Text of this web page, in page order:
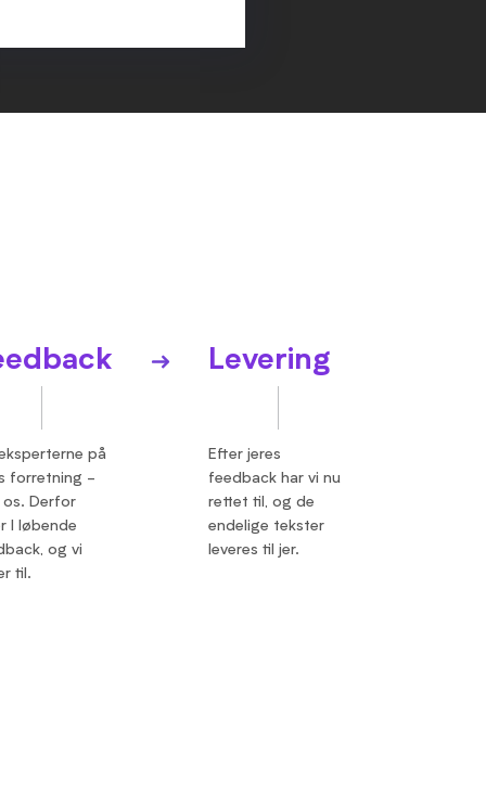
eksperterne på
forretning -
os. Derfor
I løbende
og vi
til.
Levering
Efter jeres
feedback har vi nu
rettet til, og de
endelige tekster
leveres til jer.